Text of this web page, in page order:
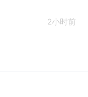
2小时前